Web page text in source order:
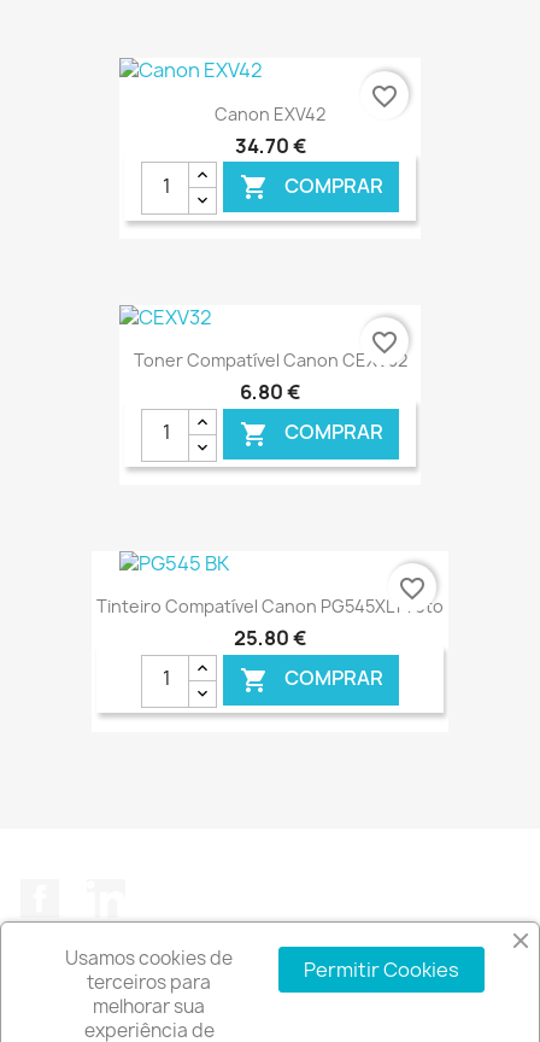
€ ONLINE
Canon EXV42
34,70 €
 COMPRAR
€ ONLINE
favorite_border
Toner Compatível Canon CEXV32
6,80 €
 COMPRAR
€ ONLINE
favorite_border
Tinteiro Compatível Canon PG545XL Preto
25,80 €
 COMPRAR
favorite_border
A EMPRESA
Usamos cookies de
terceiros para
melhorar sua
experiência de
Permitir Cookies